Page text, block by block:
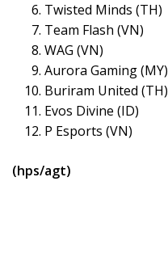
Twisted Minds (TH)
Team Flash (VN)
WAG (VN)
Aurora Gaming (MY)
Buriram United (TH)
Evos Divine (ID)
P Esports (VN)
(hps/agt)